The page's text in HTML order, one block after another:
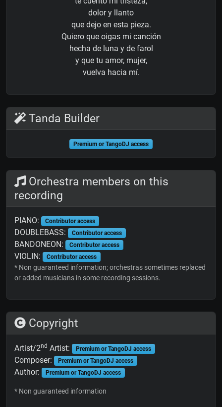
dolor y llanto
que dejo en esta pieza.
Quiero que oigas mi canción
hecha de luna y de farol
y que tu amor, mujer,
vuelva hacia mí.
Tanda Builder
Premium or TangoDJ access
Orchestra members on this
recording
PIANO: Contributor access
DOUBLEBASS: Contributor access
BANDONEON: Contributor access
VIOLIN: Contributor access
* Non guaranteed information; orchestras sometimes replaced
or added musicians in some recording sessions.
Copyright
Artist/2nd Artist: Premium or TangoDJ access
Composer: Premium or TangoDJ access
Author: Premium or TangoDJ access
* Non guaranteed information